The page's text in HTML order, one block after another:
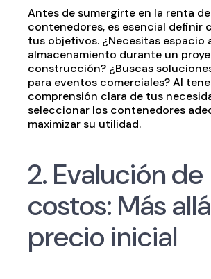
Antes de sumergirte en la renta de
contenedores, es esencial definir
tus objetivos. ¿Necesitas espacio
almacenamiento durante un
construcción? ¿Buscas
para eventos comerciales? Al
comprensión clara de tus
seleccionar los contenedores
maximizar su utilidad.
2. Evalución de
costos: Más
precio inicial